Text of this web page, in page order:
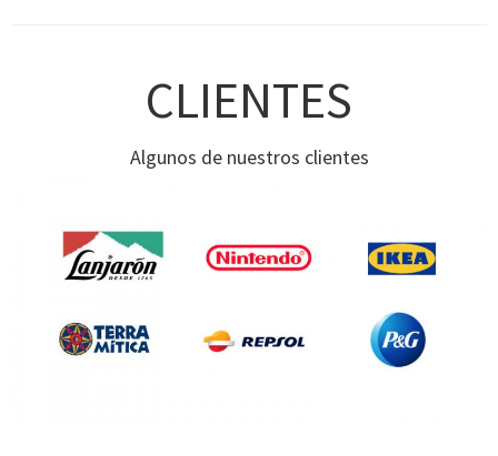
CLIENTES
Algunos de nuestros clientes